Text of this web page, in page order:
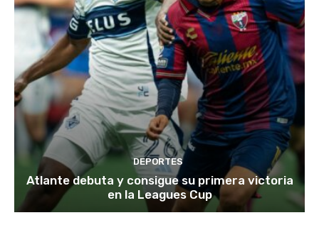
DEPORTES
Atlante debuta y consigue su primera victoria
en la Leagues Cup